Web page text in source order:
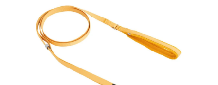
5
hvězdiček.